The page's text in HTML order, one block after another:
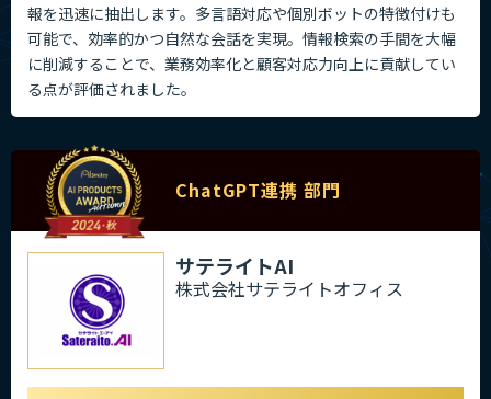
報を迅速に抽出します。多言語対応や個別ボットの特徴付けも
可能で、効率的かつ自然な会話を実現。情報検索の手間を大幅
に削減することで、業務効率化と顧客対応力向上に貢献してい
る点が評価されました。
ChatGPT連携 部門
サテライトAI
株式会社サテライトオフィス